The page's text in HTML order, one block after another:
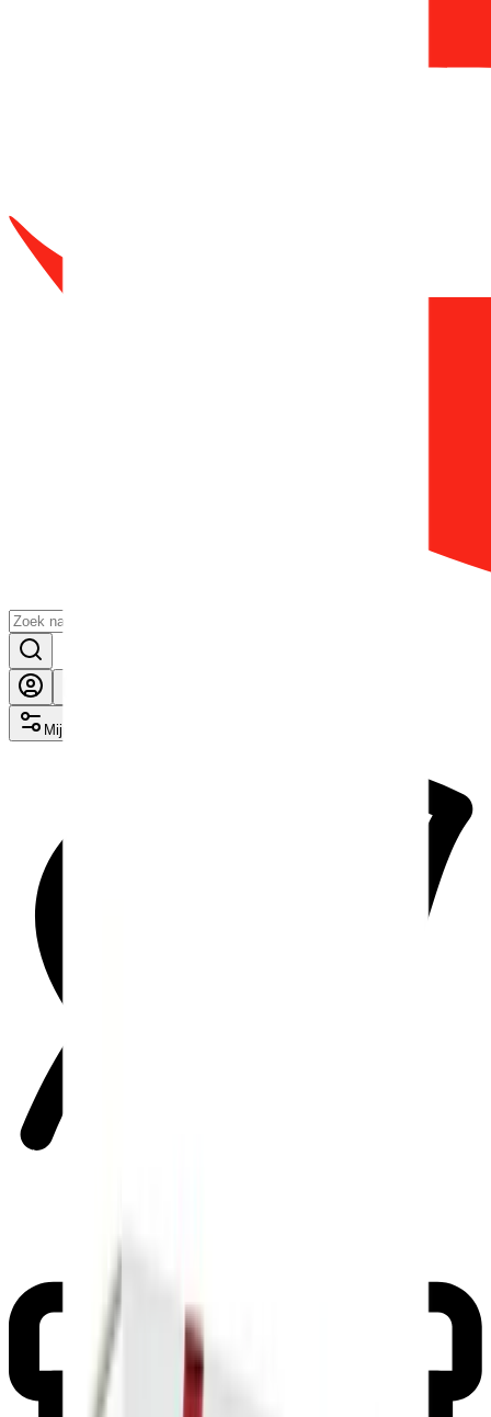
Mijn voordelen activeren